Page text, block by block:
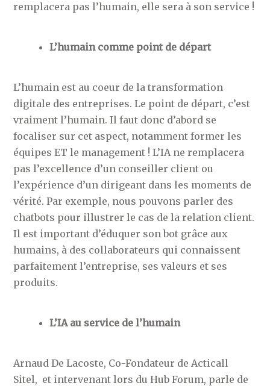
remplacera pas l’humain, elle sera à son service !
L’humain comme point de départ
L’humain est au coeur de la transformation
digitale des entreprises. Le point de départ, c’est
vraiment l’humain. Il faut donc d’abord se
focaliser sur cet aspect, notamment former les
équipes ET le management ! L’IA ne remplacera
pas l’excellence d’un conseiller client ou
l’expérience d’un dirigeant dans les moments de
vérité. Par exemple, nous pouvons parler des
chatbots pour illustrer le cas de la relation client.
Il est important d’éduquer son bot grâce aux
humains, à des collaborateurs qui connaissent
parfaitement l’entreprise, ses valeurs et ses
produits.
L’IA au service de l’humain
Arnaud De Lacoste, Co-Fondateur de Acticall
Sitel, et intervenant lors du Hub Forum, parle de